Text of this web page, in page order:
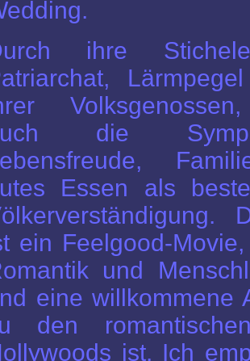
.
ihre
die
Essen als
ein Feelgood-
und
eine willkommene
den
ist. Ich